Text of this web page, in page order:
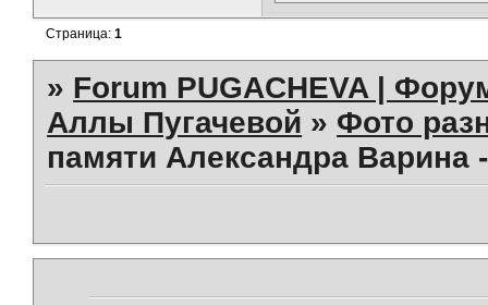
Страница:1
» Forum PUGACHEVA |
Аллы Пугачевой » Фото
памяти Александра